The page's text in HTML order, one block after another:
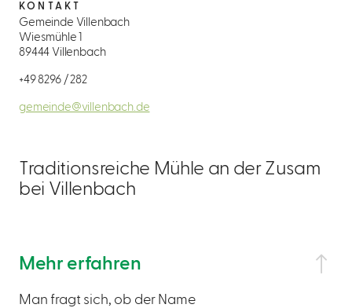
Traditionsreiche Mühle an der Zusam
bei Villenbach
Mehr erfahren
Man fragt sich, ob der Name
KONTAKT
Gemeinde Villenbach
Wiesmühle 1
89444 Villenbach
+49 8296 / 282
gemeinde@villenbach.de